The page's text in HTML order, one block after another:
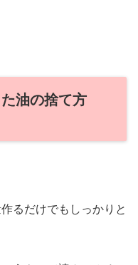
た油の捨て方
るだけでもしっかりと